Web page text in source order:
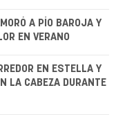
A PÍO BAROJA Y
EN VERANO
EN ESTELLA Y
LA CABEZA DURANTE